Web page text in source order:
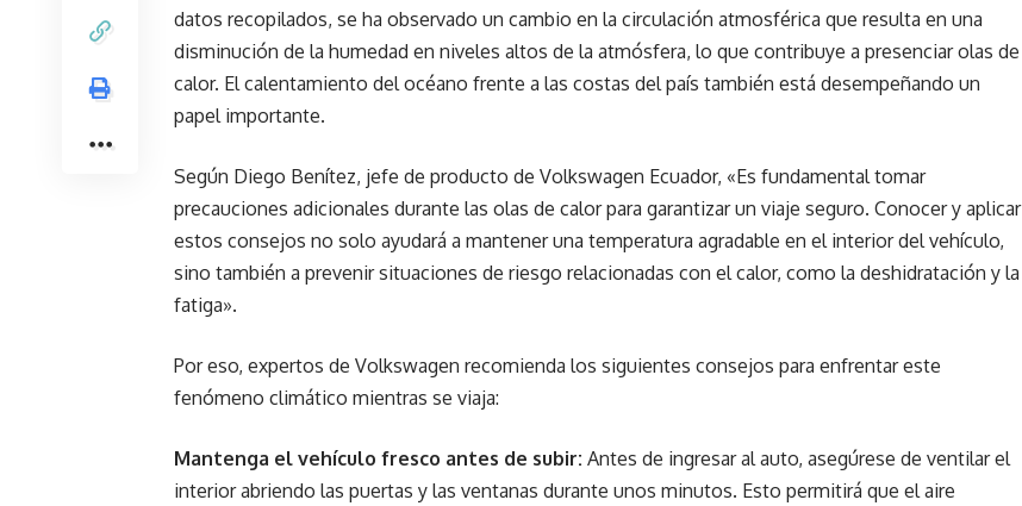
datos recopilados, se ha observado un cambio en la circulación atmosférica que resulta en una
disminución de la humedad en niveles altos de la atmósfera, lo que contribuye a presenciar olas de
calor. El calentamiento del océano frente a las costas del país también está desempeñando un
papel importante.
Según Diego Benítez, jefe de producto de Volkswagen Ecuador, «Es fundamental tomar
precauciones adicionales durante las olas de calor para garantizar un viaje seguro. Conocer y aplicar
estos consejos no solo ayudará a mantener una temperatura agradable en el interior del vehículo,
sino también a prevenir situaciones de riesgo relacionadas con el calor, como la deshidratación y la
fatiga».
Por eso, expertos de Volkswagen recomienda los siguientes consejos para enfrentar este
fenómeno climático mientras se viaja:
Mantenga el vehículo fresco antes de subir: Antes de ingresar al auto, asegúrese de ventilar el
interior abriendo las puertas y las ventanas durante unos minutos. Esto permitirá que el aire